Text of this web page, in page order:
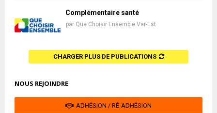
Complémentaire santé
par Que Choisir Ensemble Var-Est
CHARGER PLUS DE PUBLICATIONS
NOUS REJOINDRE
ADHÉSION / RÉ-ADHÉSION